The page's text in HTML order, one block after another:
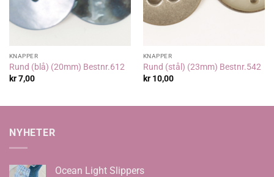
KNAPPER
Rund (blå) (20mm) Bestnr.612
kr7,00
KNAPPER
Rund (stål) (23mm) Bestnr.542
kr10,00
NYHETER
Ocean Light Slippers